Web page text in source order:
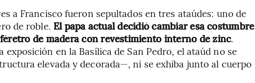
a Francisco fueron sepultados en tres ataúdes: uno de
de roble. El papa actual decidió cambiar esa costumbre
de madera con revestimiento interno de zinc.
en la Basílica de San Pedro, el ataúd no se
elevada y decorada—, ni se exhiba junto al cuerpo